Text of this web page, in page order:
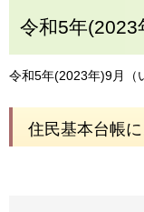
令和5年(2023
令和5年(2023年)9月（
住民基本台帳